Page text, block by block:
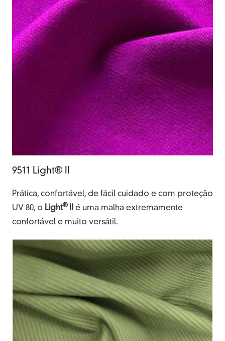
9511 Light® II
Prática, confortável, de fácil cuidado e com proteção
UV 80, o Light® II é uma malha extremamente
confortável e muito versátil.